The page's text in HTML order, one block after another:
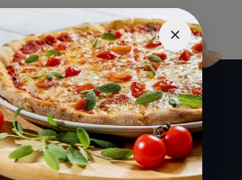
kroky